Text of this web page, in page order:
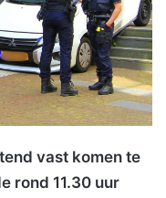
vast komen te
rond 11.30 uur